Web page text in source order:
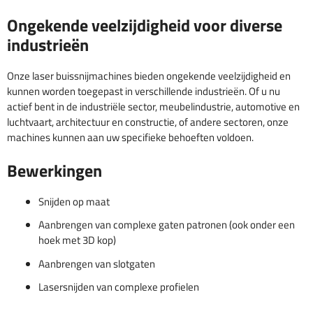
Ongekende veelzijdigheid voor diverse
industrieën
Onze laser buissnijmachines bieden ongekende veelzijdigheid en
kunnen worden toegepast in verschillende industrieën. Of u nu
actief bent in de industriële sector, meubelindustrie, automotive en
luchtvaart, architectuur en constructie, of andere sectoren, onze
machines kunnen aan uw specifieke behoeften voldoen.
Bewerkingen
Snijden op maat
Aanbrengen van complexe gaten patronen (ook onder een
hoek met 3D kop)
Aanbrengen van slotgaten
Lasersnijden van complexe profielen